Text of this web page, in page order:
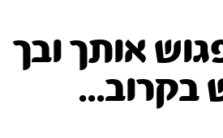
אותך ובך
בקרוב...